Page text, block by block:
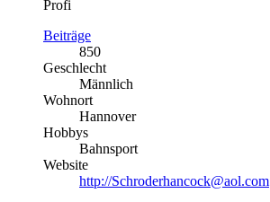
Profi
Beiträge
850
Geschlecht
Männlich
Wohnort
Hannover
Hobbys
Bahnsport
Website
http://Schroderhancock@aol.com